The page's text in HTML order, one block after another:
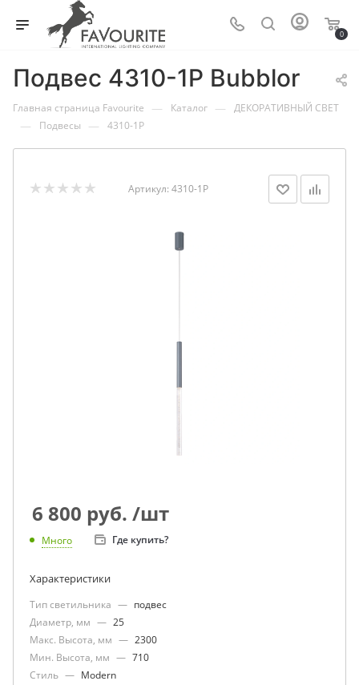
0
Подвес 4310-1P Bubblor
Главная страница Favourite — Каталог — ДЕКОРАТИВНЫЙ СВЕТ
— Подвесы — 4310-1P
Артикул: 4310-1P
6 800 руб. /шт
Много Где купить?
Характеристики
Тип светильника — подвес
Диаметр, мм — 25
Макс. Высота, мм — 2300
Мин. Высота, мм — 710
Стиль — Modern